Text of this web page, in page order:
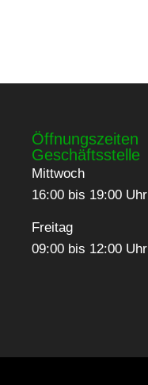
Öffnungszeiten
Geschäftsstelle
Mittwoch
16:00 bis 19:00 Uhr
Freitag
09:00 bis 12:00 Uhr